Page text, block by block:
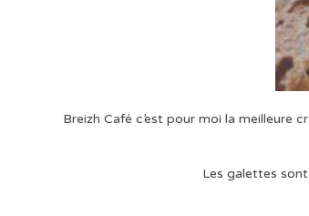
Breizh Café c’est pour moi la meilleure
Les galettes